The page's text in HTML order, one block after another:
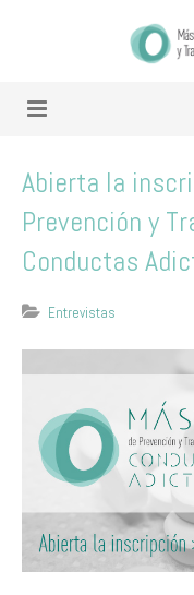
Abierta la
Prevención y
Conductas
Entrevistas